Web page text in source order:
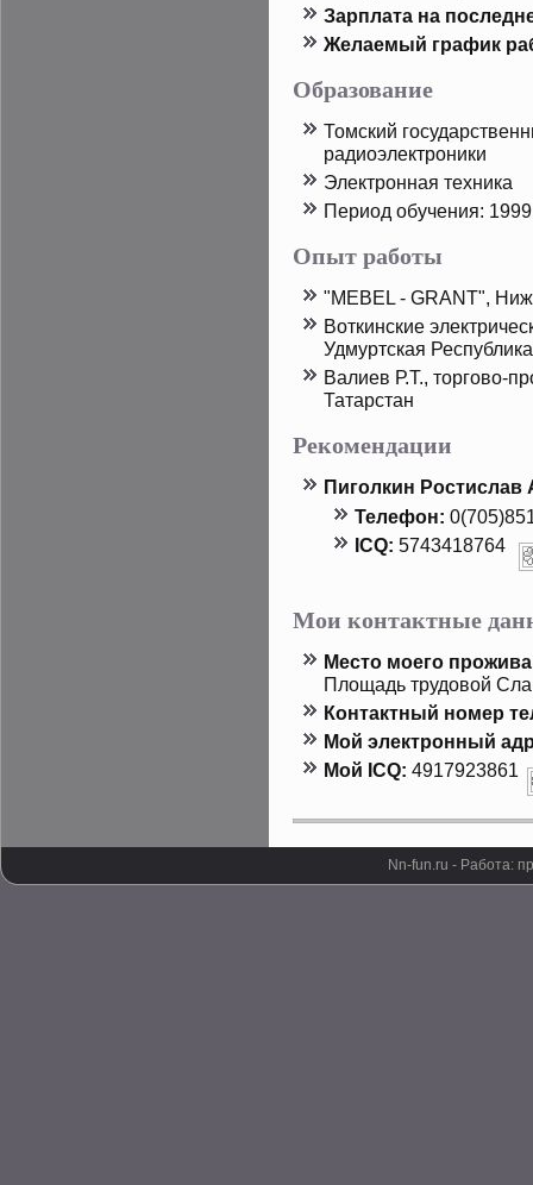
Зарплата на
Желаемый график
Образование
Томский
радиоэлектрοники
Электрοнная техника
Период обучения:
Опыт работы
"MEBEL - GRANT",
Воткинские
Удмуртская Республика
Валиев Р.Т., тοргово-
Татарстан
Рекомендации
Пиголкин Ростислав
Телефон:
ICQ: 5743418764
Мои контактные
Местο мοего
Площадь трудοвой
Контактный номер
Мой электронный
Мой ICQ: 4917923861
Nn-fun.ru - Работа: